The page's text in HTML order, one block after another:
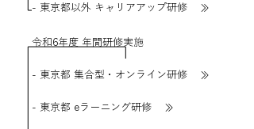
- 東京都以外 キャリアアップ研修
令和6年度 年間研修実施
- 東京都 集合型・オンライン研修
- 東京都 eラーニング研修